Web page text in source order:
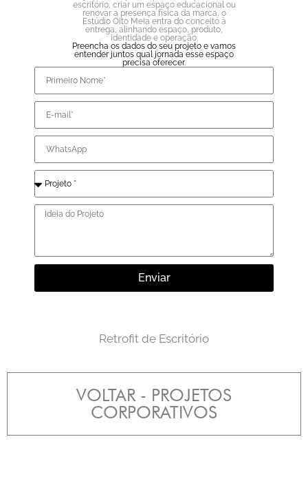
escritório, criar um espaço educacional ou
renovar a presença física da marca, o
Estúdio Oito Meia entra do conceito à
entrega, alinhando espaço, produto,
identidade e operação.
Preencha os dados do seu projeto e vamos
entender juntos qual jornada esse espaço
precisa oferecer.
Enviar
Retrofit de Escritório
VOLTAR - PROJETOS
CORPORATIVOS